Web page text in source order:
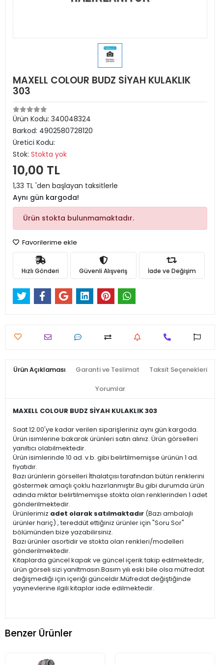
MAXELL COLOUR BUDZ SİYAH KULAKLIK
303
Ürün Kodu: 340048324
Barkod: 4902580728120
Üretici Kodu:
Stok: Stokta yok
10,00 TL
1,33 TL 'den başlayan taksitlerle
Aynı gün kargoda!
Ürün stokta bulunmamaktadır.
Favorilerime ekle
Hızlı Gönderi Güvenli Alışveriş İade ve Değişim
Ürün Açıklaması Garanti ve Teslimat Taksit Seçenekleri
Yorumlar
MAXELL COLOUR BUDZ SİYAH KULAKLIK 303
Saat 12.00'ye kadar verilen siparişleriniz aynı gün kargoda.
Ürün isimlerine bakarak ürünleri satın alınız. Ürün görselleri
yanıltıcı olabilmektedir.
Ürün isimlerinde 10 ad. v.b. gibi belirtilmemişse ürünün 1 ad.
fiyatıdır.
Bazı ürünlerin görselleri İthalatçısı tarafından bütün renklerini
göstermek amaçlı çoklu hazırlanmıştır.Bu gibi durumda ürün
adında miktar belirtilmemişse stokta olan renklerinden 1 adet
gönderilmektedir.
Ürünlerimiz adet olarak satılmaktadır (Bazı ambalajlı
ürünler hariç) , tereddüt ettiğiniz ürünler için "Soru Sor"
bölümünden bize yazabilirsiniz.
Bazı ürünler asortidir ve stokta olan renkleri/modelleri
gönderilmektedir.
Kitaplarda güncel kapak ve güncel içerik takip edilmektedir,
ürün görseli sizi yanıltmasın.Basım yılı eski bile olsa müfredat
değişmediği için içeriği günceldir.Müfredat değiştiğinde
yayınevlerine ilgili kitaplar iade edilmektedir.
Benzer Ürünler